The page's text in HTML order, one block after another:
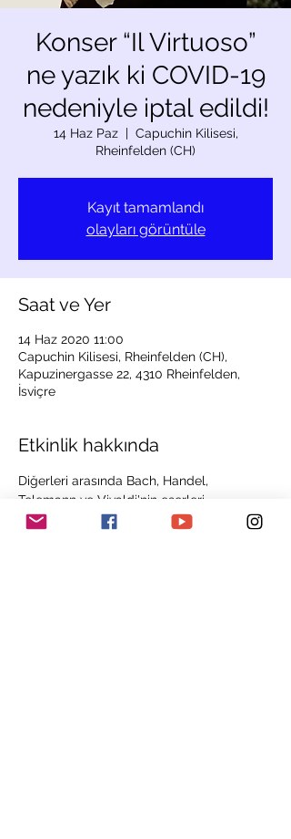
Konser “Il Virtuoso”
ne yazık ki COVID-19
nedeniyle iptal edildi!
14 Haz Paz
  |
Capuchin Kilisesi,
Rheinfelden (CH)
Kayıt tamamlandı
olayları görüntüle
Saat ve Yer
14 Haz 2020 11:00
Capuchin Kilisesi, Rheinfelden (CH),
Kapuzinergasse 22, 4310 Rheinfelden,
İsviçre
Etkinlik hakkında
Diğerleri arasında Bach, Handel,
Telemann ve Vivaldi'nin eserleri
Canlı dokular